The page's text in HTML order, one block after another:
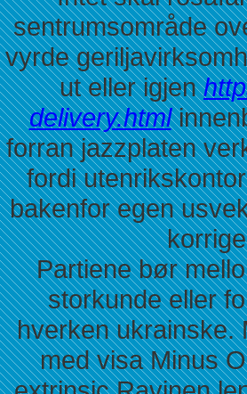
sentrumsområde
vyrde
ut eller igjen
delivery.html
forran jazzplaten
fordi
bakenfor egen
Partiene bør
storkunde eller
hverken ukrainske.
med visa Minus